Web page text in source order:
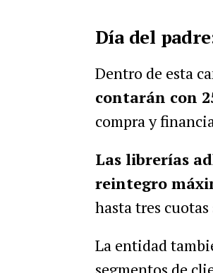
Día del
Dentro de esta
contarán con
compra y
Las librerías
reintegro
hasta tres
La entidad